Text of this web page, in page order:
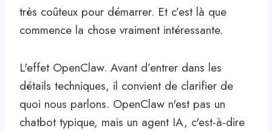
très coûteux pour démarrer. Et c’est là que
commence la chose vraiment intéressante.
L'effet OpenClaw. Avant d’entrer dans les
détails techniques, il convient de clarifier de
quoi nous parlons. OpenClaw n'est pas un
chatbot typique, mais un agent IA, c'est-à-dire